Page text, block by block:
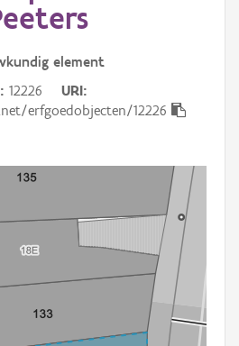
element
12226
URI
erfgoedobjecten/12226